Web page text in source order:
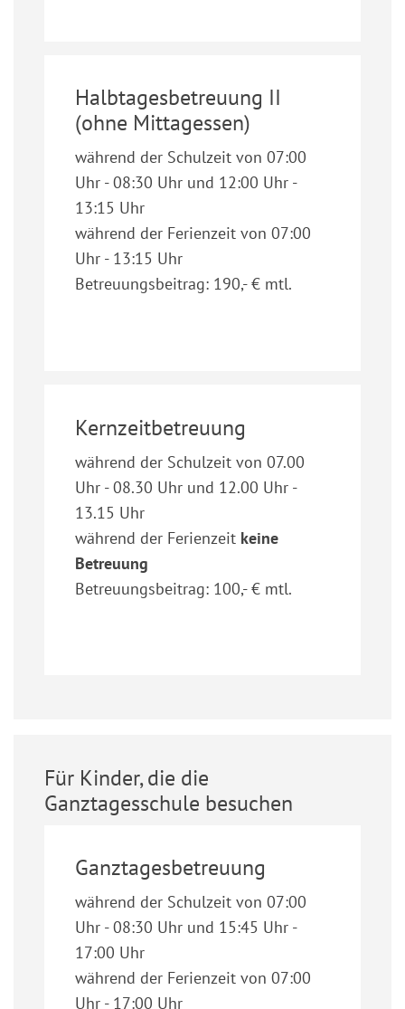
Halbtagesbetreuung II
(ohne Mittagessen)
während der Schulzeit von 07:00
Uhr - 08:30 Uhr und 12:00 Uhr -
13:15 Uhr
während der Ferienzeit von 07:00
Uhr - 13:15 Uhr
Betreuungsbeitrag: 190,- € mtl.
Kernzeitbetreuung
während der Schulzeit von 07.00
Uhr - 08.30 Uhr und 12.00 Uhr -
13.15 Uhr
während der Ferienzeit keine
Betreuung
Betreuungsbeitrag: 100,- € mtl.
Für Kinder, die die
Ganztagesschule besuchen
Ganztagesbetreuung
während der Schulzeit von 07:00
Uhr - 08:30 Uhr und 15:45 Uhr -
17:00 Uhr
während der Ferienzeit von 07:00
Uhr - 17:00 Uhr